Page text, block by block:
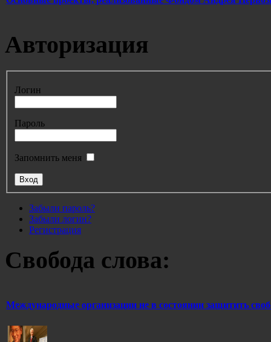
Авторизация
Логин
Пароль
Запомнить меня
Забыли пароль?
Забыли логин?
Регистрация
Свобода слова:
Международные организации не в состоянии защитить